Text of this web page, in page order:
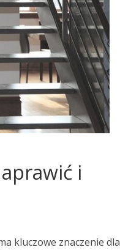
i
kluczowe znaczenie dla